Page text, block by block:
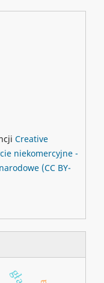
Creative
niekomercyjne -
(CC BY-